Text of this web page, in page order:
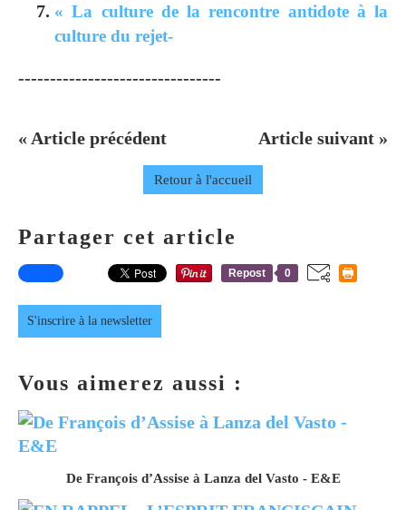
« La culture de la rencontre antidote à la
culture du rejet-
--------------------------------
« Article précédent Article suivant »
Retour à l'accueil
Partager cet article
Repost 0
S'inscrire à la newsletter
Vous aimerez aussi :
De François d’Assise à Lanza del Vasto - E&E